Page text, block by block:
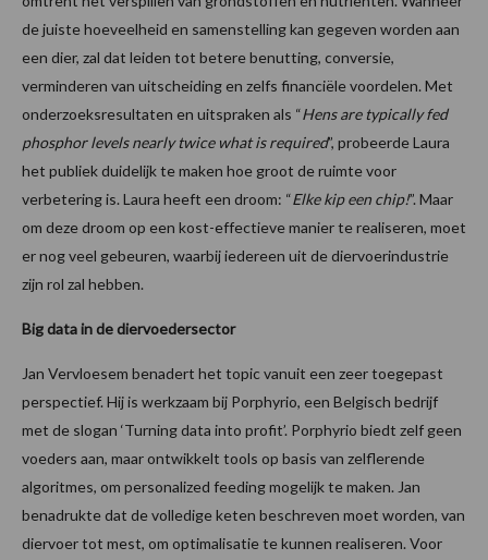
de juiste hoeveelheid en samenstelling kan gegeven worden aan
een dier, zal dat leiden tot betere benutting, conversie,
verminderen van uitscheiding en zelfs financiële voordelen. Met
onderzoeksresultaten en uitspraken als “Hens are typically fed
phosphor levels nearly twice what is required”, probeerde Laura
het publiek duidelijk te maken hoe groot de ruimte voor
verbetering is. Laura heeft een droom: “Elke kip een chip!”. Maar
om deze droom op een kost-effectieve manier te realiseren, moet
er nog veel gebeuren, waarbij iedereen uit de diervoerindustrie
zijn rol zal hebben.
Big data in de diervoedersector
Jan Vervloesem benadert het topic vanuit een zeer toegepast
perspectief. Hij is werkzaam bij Porphyrio, een Belgisch bedrijf
met de slogan ‘Turning data into profit’. Porphyrio biedt zelf geen
voeders aan, maar ontwikkelt tools op basis van zelflerende
algoritmes, om personalized feeding mogelijk te maken. Jan
benadrukte dat de volledige keten beschreven moet worden, van
diervoer tot mest, om optimalisatie te kunnen realiseren. Voor